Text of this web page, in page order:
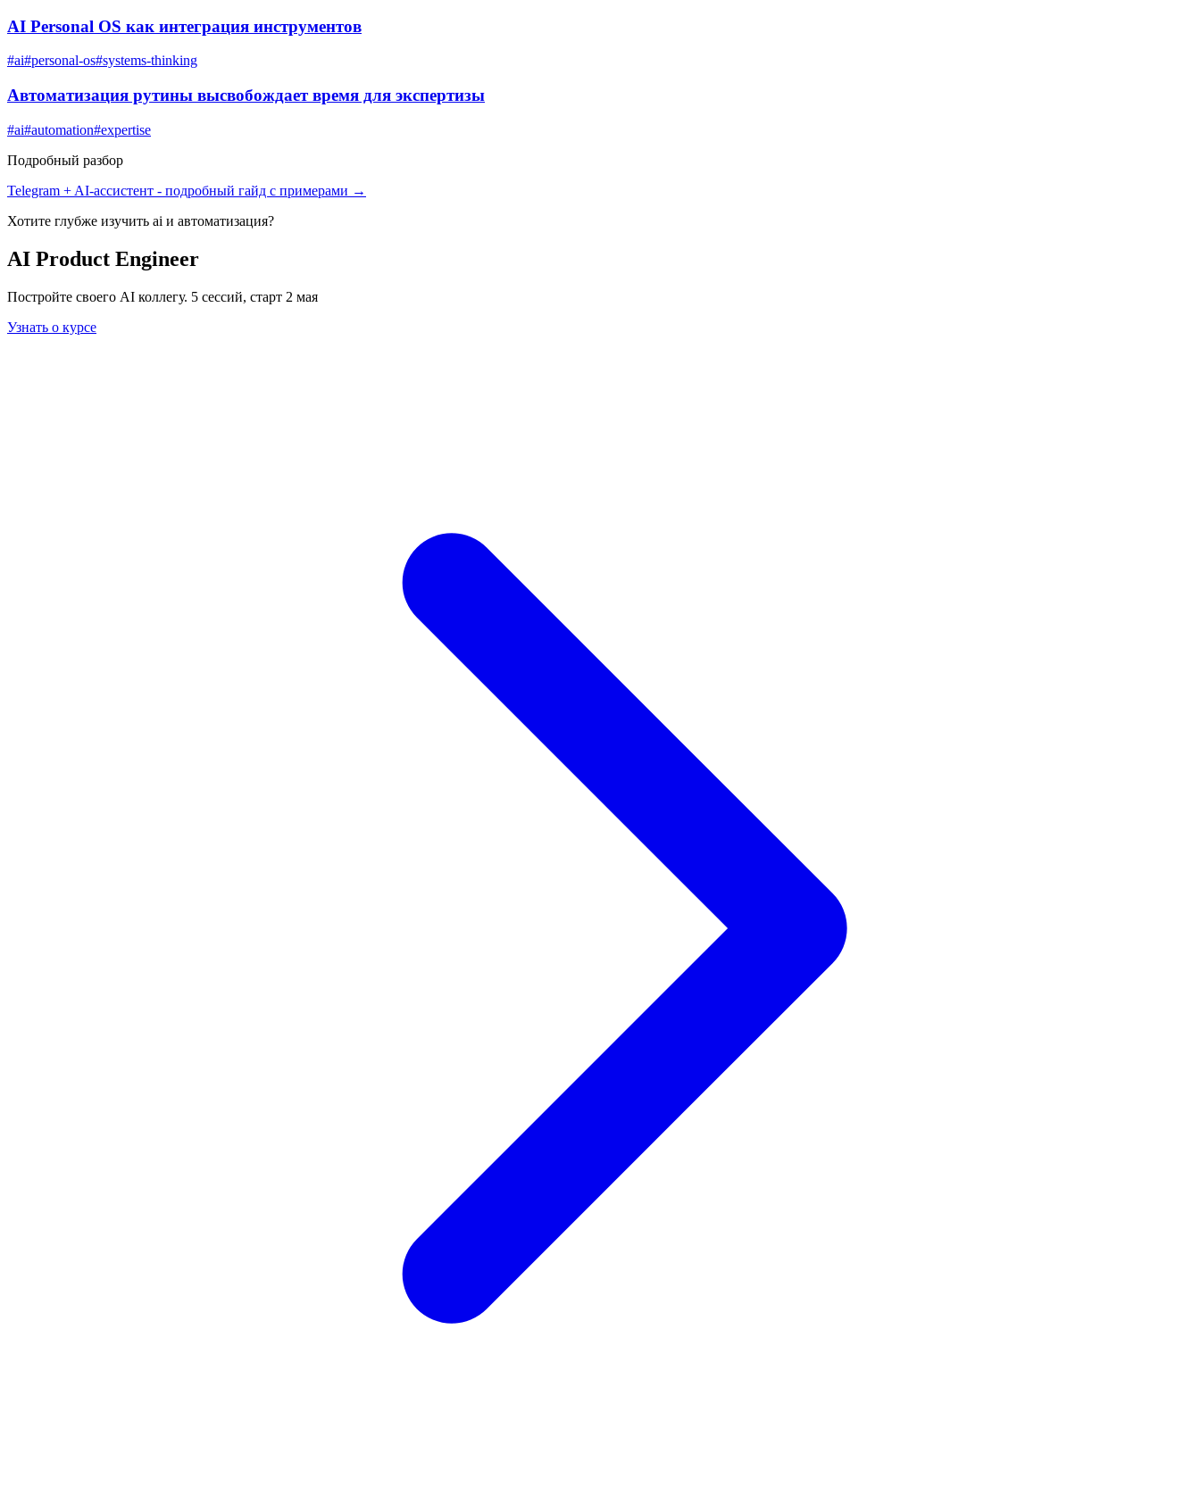
AI Personal OS как интеграция инструментов
#ai#personal-os#systems-thinking
Автоматизация рутины высвобождает время для экспертизы
#ai#automation#expertise
Подробный разбор
Telegram + AI-ассистент - подробный гайд с примерами →
Хотите глубже изучить ai и автоматизация?
AI Product Engineer
Постройте своего AI коллегу. 5 сессий, старт 2 мая
Узнать о курсе